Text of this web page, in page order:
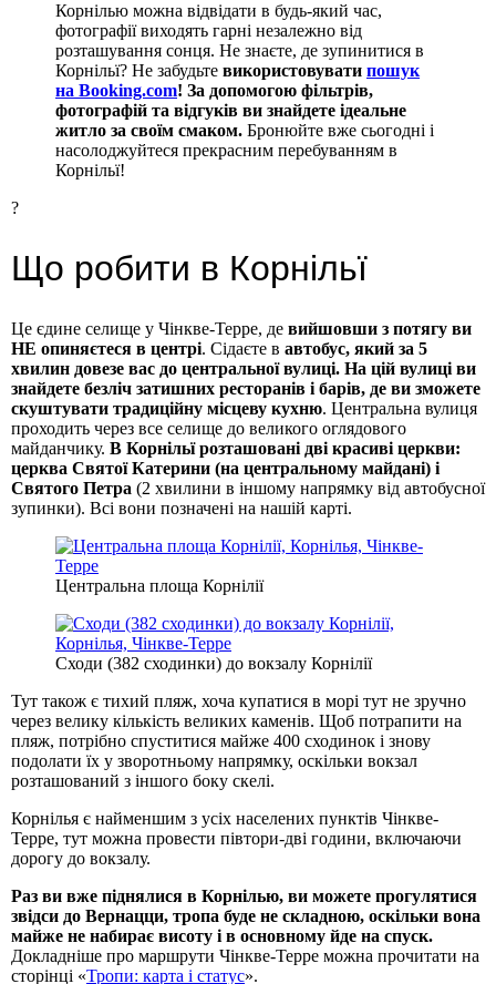
Корнілью можна відвідати в будь-який час,
фотографії виходять гарні незалежно від
розташування сонця. Не знаєте, де зупинитися в
Корнільї? Не забудьте використовувати пошук
на Booking.com! За допомогою фільтрів,
фотографій та відгуків ви знайдете ідеальне
житло за своїм смаком. Бронюйте вже сьогодні і
насолоджуйтеся прекрасним перебуванням в
Корнільї!
?
Що робити в Корнільї
Це єдине селище у Чінкве-Терре, де вийшовши з потягу ви
НЕ опиняєтеся в центрі. Сідаєте в автобус, який за 5
хвилин довезе вас до центральної вулиці. На цій вулиці ви
знайдете безліч затишних ресторанів і барів, де ви зможете
скуштувати традиційну місцеву кухню. Центральна вулиця
проходить через все селище до великого оглядового
майданчику. В Корнільї розташовані дві красиві церкви:
церква Святої Катерини (на центральному майдані) і
Святого Петра (2 хвилини в іншому напрямку від автобусної
зупинки). Всі вони позначені на нашій карті.
Центральна площа Корнілії
Сходи (382 сходинки) до вокзалу Корнілії
Тут також є тихий пляж, хоча купатися в морі тут не зручно
через велику кількість великих каменів. Щоб потрапити на
пляж, потрібно спуститися майже 400 сходинок і знову
подолати їх у зворотньому напрямку, оскільки вокзал
розташований з іншого боку скелі.
Корнілья є найменшим з усіх населених пунктів Чінкве-
Терре, тут можна провести півтори-дві години, включаючи
дорогу до вокзалу.
Раз ви вже піднялися в Корнілью, ви можете прогулятися
звідси до Вернацци, тропа буде не складною, оскільки вона
майже не набирає висоту і в основному йде на спуск.
Докладніше про маршрути Чінкве-Терре можна прочитати на
сторінці «Тропи: карта і статус».